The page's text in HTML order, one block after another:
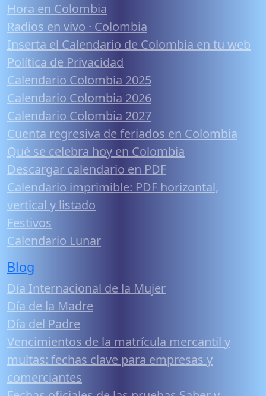
Hora en Colombia
Radios en vivo · Colombia
Inserta el Calendario de Colombia en tu web
Política de Privacidad
Calendario Colombia 2025
Calendario Colombia 2026
Calendario Colombia 2027
Cuenta regresiva de feriados en Colombia
Qué se celebra hoy en Colombia
Descargar calendario en PDF
Calendario imprimible: PDF horizontal,
vertical y listado
Festivos
Calendario Lunar
Blog
Día Internacional de la Mujer
Día de la Madre
Día del Padre
Vencimientos de la matrícula mercantil y
multas: fechas clave para empresas y
comerciantes